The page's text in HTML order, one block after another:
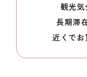
観光
長期滞
近くでお